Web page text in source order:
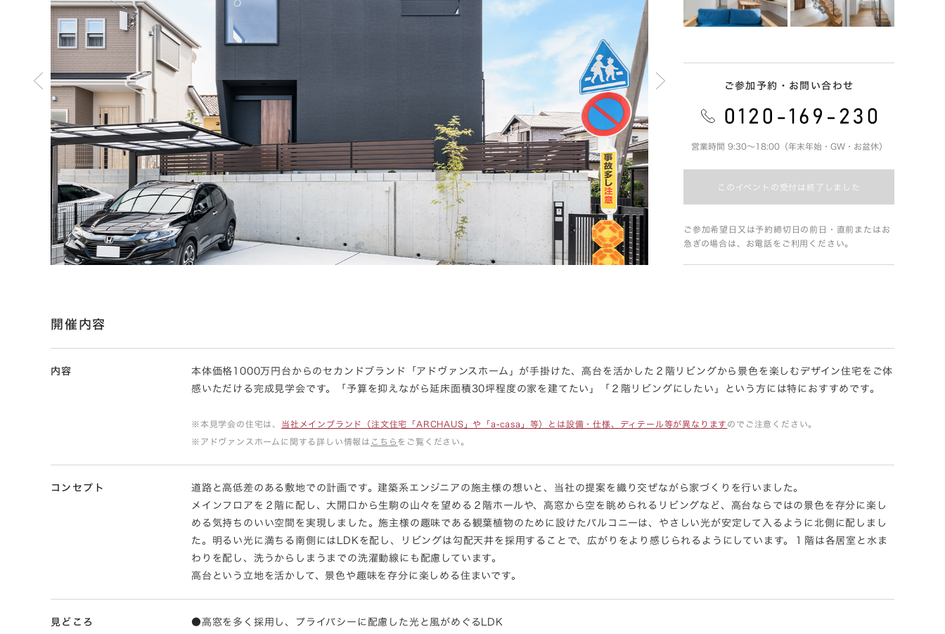
ご参加予約・お問い合わせ
営業時間 9:30～18:00（年末年始・GW・お盆休）
このイベントの受付は終了しました
ご参加希望日又は予約締切日の前日・直前またはお
急ぎの場合は、お電話をご利用ください。
開催内容
内容
本体価格1000万円台からのセカンドブランド「アドヴァンスホーム」が手掛けた、高台を活かした２階リビングから景色を楽しむデザイン住宅をご体
感いただける完成見学会です。「予算を抑えながら延床面積30坪程度の家を建てたい」「２階リビングにしたい」という方には特におすすめです。
※本見学会の住宅は、 当社メインブランド（注文住宅「ARCHAUS」や「a-casa」等）とは設備・仕様、ディテール等が異なります のでご注意ください。
※アドヴァンスホームに関する詳しい情報は こちら をご覧ください。
コンセプト
道路と高低差のある敷地での計画です。建築系エンジニアの施主様の想いと、当社の提案を織り交ぜながら家づくりを行いました。
メインフロアを２階に配し、大開口から生駒の山々を望める２階ホールや、高窓から空を眺められるリビングなど、高台ならではの景色を存分に楽し
める気持ちのいい空間を実現しました。施主様の趣味である観葉植物のために設けたバルコニーは、やさしい光が安定して入るように北側に配しまし
た。明るい光に満ちる南側にはLDKを配し、リビングは勾配天井を採用することで、広がりをより感じられるようにしています。１階は各居室と水ま
わりを配し、洗うからしまうまでの洗濯動線にも配慮しています。
高台という立地を活かして、景色や趣味を存分に楽しめる住まいです。
見どころ
●高窓を多く採用し、プライバシーに配慮した光と風がめぐるLDK